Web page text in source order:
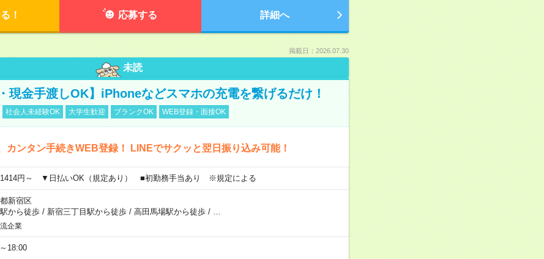
！ 応募する 詳細へ
掲載日：2026.07.30
未読
現金手渡しOK】iPhoneなどスマホの充電を繋げるだけ！
社会人未経験OK 大学生歓迎 ブランクOK WEB登録・面接OK
カンタン手続きWEB登録！ LINEでサクッと翌日振り込み可能！
円～ ▼日払いOK（規定あり） ■初勤務手当あり ※規定による
新宿区
から徒歩/ 新宿三丁目駅から徒歩/ 高田馬場駅から徒歩/
企業
18:00